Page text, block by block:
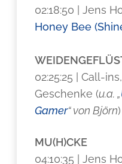
02:18:50 | Jens
Honey Bee
02:25:25 | Call-
Geschenke (u.a. „
Gamer“ von Björn)
MU(H)CKE
04:10:35 | Jens